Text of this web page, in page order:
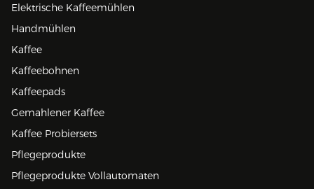
Elektrische Kaffeemühlen
Handmühlen
Kaffee
Kaffeebohnen
Kaffeepads
Gemahlener Kaffee
Kaffee Probiersets
Pflegeprodukte
Pflegeprodukte Vollautomaten